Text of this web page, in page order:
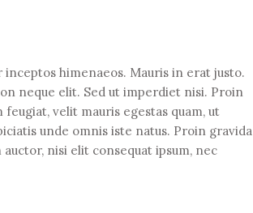
himenaeos. Mauris in erat justo.
neque elit. Sed ut imperdiet nisi. Proin
velit mauris egestas quam, ut
unde omnis iste natus. Proin gravida
nisi elit consequat ipsum, nec